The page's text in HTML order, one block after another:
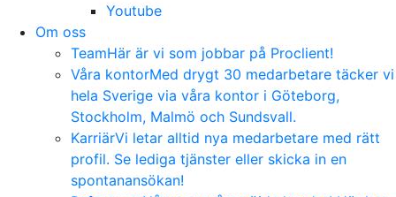
Youtube
Om oss
TeamHär är vi som jobbar på Proclient!
Våra kontorMed drygt 30 medarbetare täcker vi
hela Sverige via våra kontor i Göteborg,
Stockholm, Malmö och Sundsvall.
KarriärVi letar alltid nya medarbetare med rätt
profil. Se lediga tjänster eller skicka in en
spontanansökan!